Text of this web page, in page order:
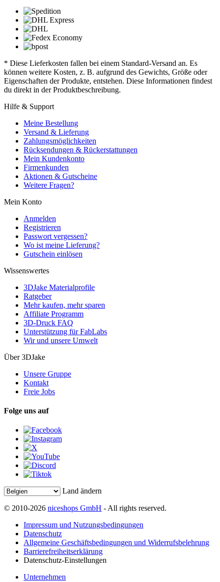
* Diese Lieferkosten fallen bei einem Standard-Versand an. Es
können weitere Kosten, z. B. aufgrund des Gewichts, Größe oder
Eigenschaften der Produkte, entstehen. Diese Informationen findest
du direkt in der Produktbeschreibung.
Hilfe & Support
Meine Bestellung
Versand & Lieferung
Zahlungsmöglichkeiten
Rücksendungen & Rückerstattungen
Mein Kundenkonto
Firmenkunden
Aktionen & Gutscheine
Weitere Fragen?
Mein Konto
Anmelden
Registrieren
Passwort vergessen?
Wo ist meine Lieferung?
Gutschein einlösen
Wissenswertes
3DJake Materialprofile
Ratgeber
Mehr kaufen, mehr sparen
Affiliate Programm
3D-Druck FAQ
Unterstützung für FabLabs
Wir und unsere Umwelt
Über 3DJake
Unsere Gruppe
Kontakt
Freie Jobs
Folge uns auf
Land ändern
© 2010-2026 niceshops GmbH - All rights reserved.
Impressum und Nutzungsbedingungen
Datenschutz
Allgemeine Geschäftsbedingungen und Widerrufsbelehrung
Barrierefreiheitserklärung
Datenschutz-Einstellungen
Unternehmen